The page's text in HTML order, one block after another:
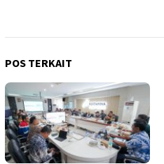
POS TERKAIT